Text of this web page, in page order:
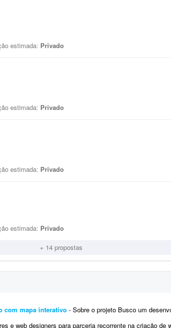
estimada: Privado
estimada: Privado
estimada: Privado
estimada: Privado
+ 14 propostas
com mapa interativo - Sobre o projeto Busco um desenvolvedor experiente para criar uma plataforma web
para parceria recorrente na criação de websites profissionais. Os projetos